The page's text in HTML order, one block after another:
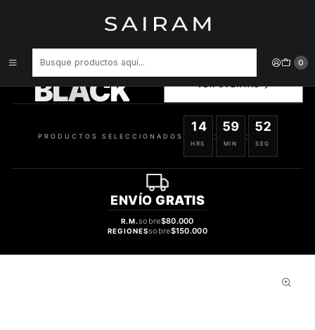
0
Perfume Lattafa Niche Emarati Ghinwa Unisex Edp 100 ml
BLACK
SELECCIONADOS
PRODUCTOS SELECCIONADOS
14
HRS
:
59
MIN
:
51
SEG
ENVÍO GRATIS
R.M.sobre$80.000
REGIONESsobre$150.000